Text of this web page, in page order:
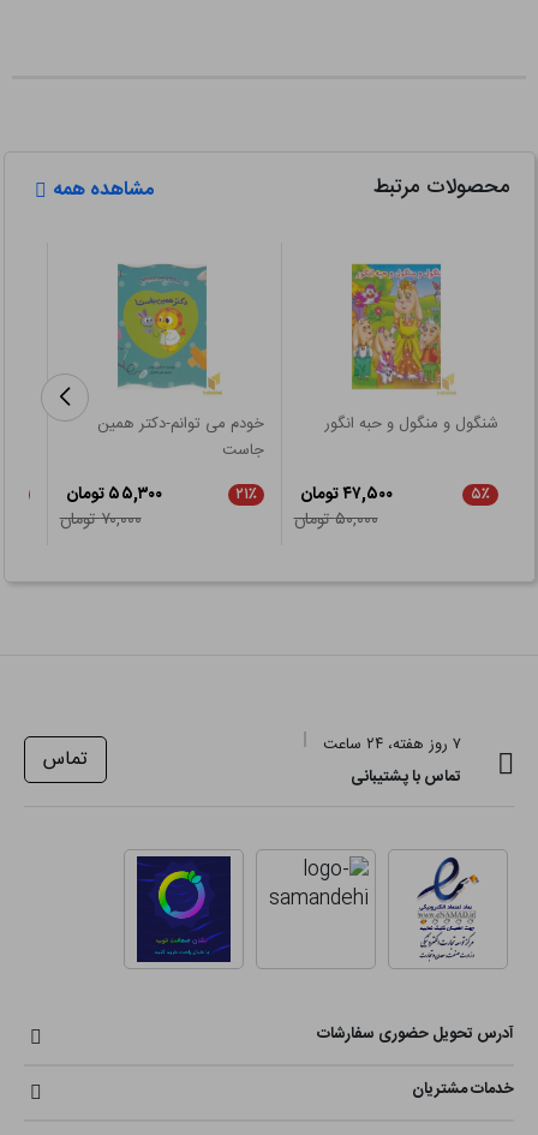
محصولات مرتبط مشاهده همه
شنگول و منگول و حبه انگور
۵٪
۴۷,۵۰۰ تومان
۵۰,۰۰۰ تومان
خودم می توانم-دکتر همین
جاست
۲۱٪
۵۵,۳۰۰ تومان
۷۰,۰۰۰ تومان
۷ روز هفته، ۲۴ ساعت
تماس با پشتیبانی
تماس
آدرس تحویل حضوری سفارشات
خدمات مشتریان